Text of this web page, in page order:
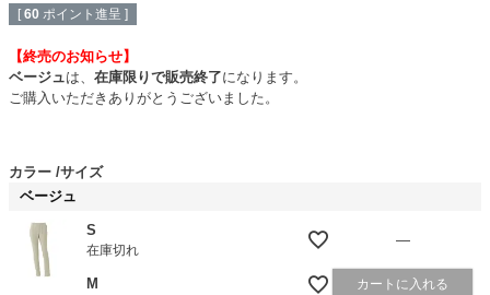
[ 60 ポイント進呈 ]
【終売のお知らせ】
ベージュ は、 在庫限りで販売終了になります。
ご購入いただきありがとうございました。
カラー サイズ
ベージュ
S
在庫切れ
—
M カートに入れる